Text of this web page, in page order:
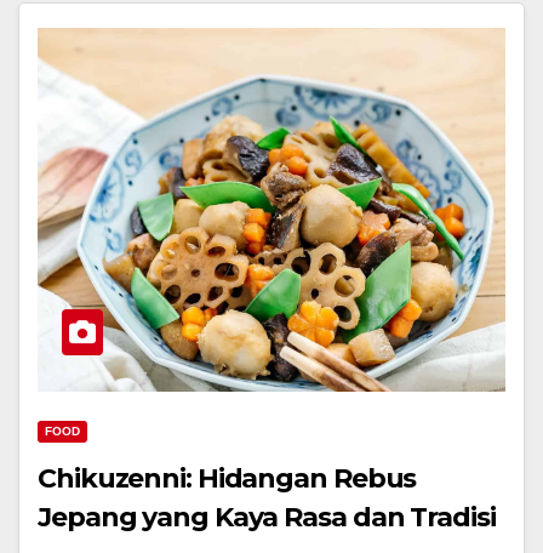
FOOD
Chikuzenni: Hidangan Rebus
Jepang yang Kaya Rasa dan Tradisi